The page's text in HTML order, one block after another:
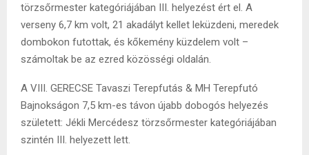
törzsőrmester kategóriájában III. helyezést ért el. A
verseny 6,7 km volt, 21 akadályt kellet leküzdeni, meredek
dombokon futottak, és kőkemény küzdelem volt –
számoltak be az ezred közösségi oldalán.
A VIII. GERECSE Tavaszi Terepfutás & MH Terepfutó
Bajnokságon 7,5 km-es távon újabb dobogós helyezés
született: Jékli Mercédesz törzsőrmester kategóriájában
szintén III. helyezett lett.